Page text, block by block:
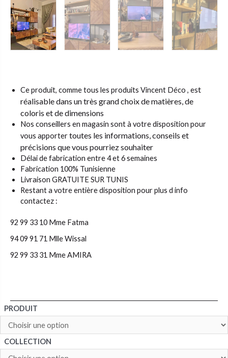
Ce produit, comme tous les produits Vincent Déco , est
réalisable dans un très grand choix de matières, de
coloris et de dimensions
Nos conseillers en magasin sont à votre disposition pour
vous apportertoutes les informations, conseils et
précisions que vous pourriez souhaiter
Délai de fabrication entre 4 et 6 semaines
Fabrication 100% Tunisienne
Livraison GRATUITE SUR TUNIS
Restant a votre entière disposition pour plus d info
contactez :
92 99 33 10 Mme Fatma
94 09 91 71 Mlle Wissal
92 99 33 31 Mme AMIRA
PRODUIT
COLLECTION